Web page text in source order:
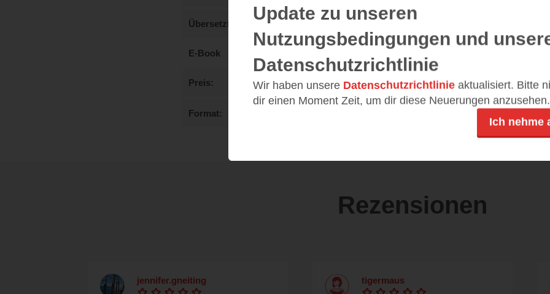
Übersetzt von Anita Nirschl
E-Book
Preis DE12,99 €
Format
Rezensionen
jennifer.gneiting tigermaus
Update zu unseren
Nutzungsbedingungen und
Datenschutzrichtlinie
Wir haben unsere Datenschutzrichtlinie aktualisiert. Bitte
dir einen Moment Zeit, um dir diese Neuerungen anzusehen.
Ich nehme